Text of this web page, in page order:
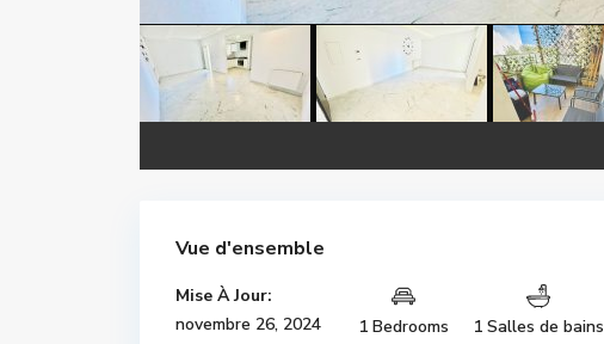
Vue d'ensemble
Mise À Jour:
novembre 26, 2024
1 Bedrooms 1 Salles de bains